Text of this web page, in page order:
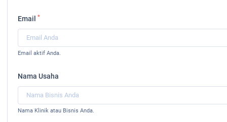
Email *
Email aktif Anda.
Nama Usaha
Nama Klinik atau Bisnis Anda.